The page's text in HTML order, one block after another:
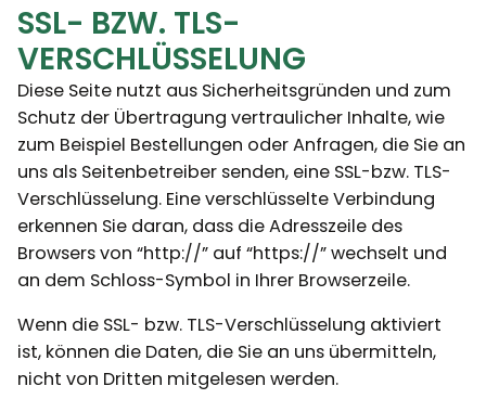
SSL- BZW. TLS-
VERSCHLÜSSELUNG
Diese Seite nutzt aus Sicherheitsgründen und zum
Schutz der Übertragung vertraulicher Inhalte, wie
zum Beispiel Bestellungen oder Anfragen, die Sie an
uns als Seitenbetreiber senden, eine SSL-bzw. TLS-
Verschlüsselung. Eine verschlüsselte Verbindung
erkennen Sie daran, dass die Adresszeile des
Browsers von “http://” auf “https://” wechselt und
an dem Schloss-Symbol in Ihrer Browserzeile.
Wenn die SSL- bzw. TLS-Verschlüsselung aktiviert
ist, können die Daten, die Sie an uns übermitteln,
nicht von Dritten mitgelesen werden.